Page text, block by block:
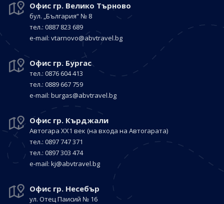
Офис гр. Велико Търново
бул. „България“ № 8
тел.: 0887 823 689
е-mail: vtarnovo@abvtravel.bg
Офис гр. Бургас
тел.: 0876 604 413
тел.: 0889 667 759
е-mail: burgas@abvtravel.bg
Офис гр. Кърджали
Автогара ХХ1 век (на входа на Автогарата)
тел.: 0897 747 371
тел.: 0897 303 474
е-mail: kj@abvtravel.bg
Офис гр. Несебър
ул. Отец Паисий № 16